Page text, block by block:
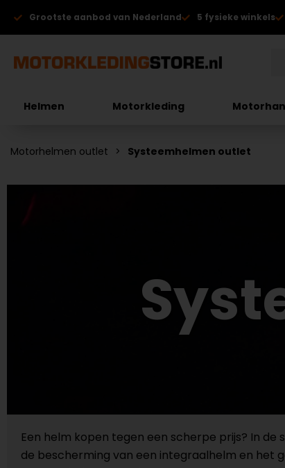
Grootste aanbod van Nederland 5 fysieke winkels
Helmen Motorkleding
Motorhelmen outlet Systeemhelmen outlet
Een helm kopen tegen een scherpe prijs? In
de bescherming van een integraalhelm en het